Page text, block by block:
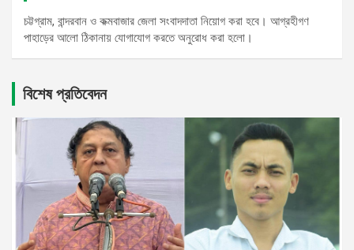
চট্টগ্রাম, বান্দরবান ও কক্মবাজার জেলা সংবাদদাতা নিয়োগ করা হবে। আগ্রহীগণ
পাহাড়ের আলো ঠিকানায় যোগাযোগ করতে অনুরোধ করা হলো।
বিশেষ প্রতিবেদন